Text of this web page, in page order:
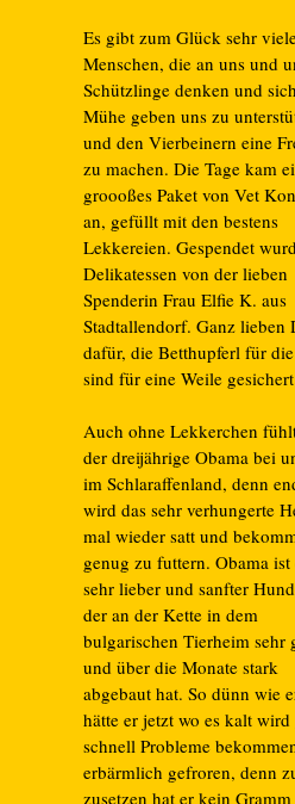
Es gibt zum Glück sehr
Menschen, die an uns und
Schützlinge denken und
Mühe geben uns zu
und den Vierbeinern eine
zu machen. Die Tage kam
groooßes Paket von Vet
an, gefüllt mit den bestens
Lekkereien. Gespendet
Delikatessen von der lieben
Spenderin Frau Elfie K. aus
Stadtallendorf. Ganz lieben
dafür, die Betthupferl für
sind für eine Weile
Auch ohne Lekkerchen
der dreijährige Obama bei
im Schlaraffenland, denn
wird das sehr verhungerte
mal wieder satt und
genug zu futtern. Obama ist
sehr lieber und sanfter
der an der Kette in dem
bulgarischen Tierheim sehr
und über die Monate stark
abgebaut hat. So dünn wie
hätte er jetzt wo es kalt wird
schnell Probleme
erbärmlich gefroren, denn
zusetzen hat er kein